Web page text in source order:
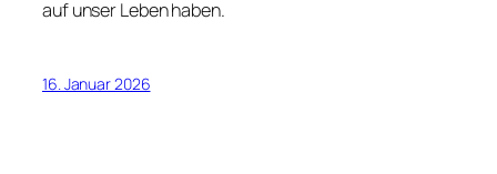
auf unser Leben haben.
16. Januar 2026